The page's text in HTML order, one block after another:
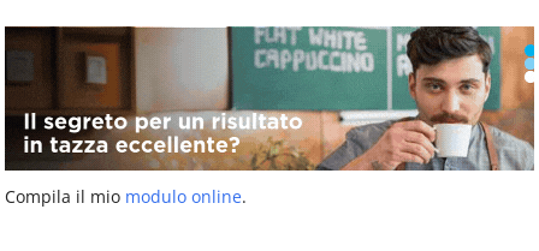
Compila il mio modulo online.